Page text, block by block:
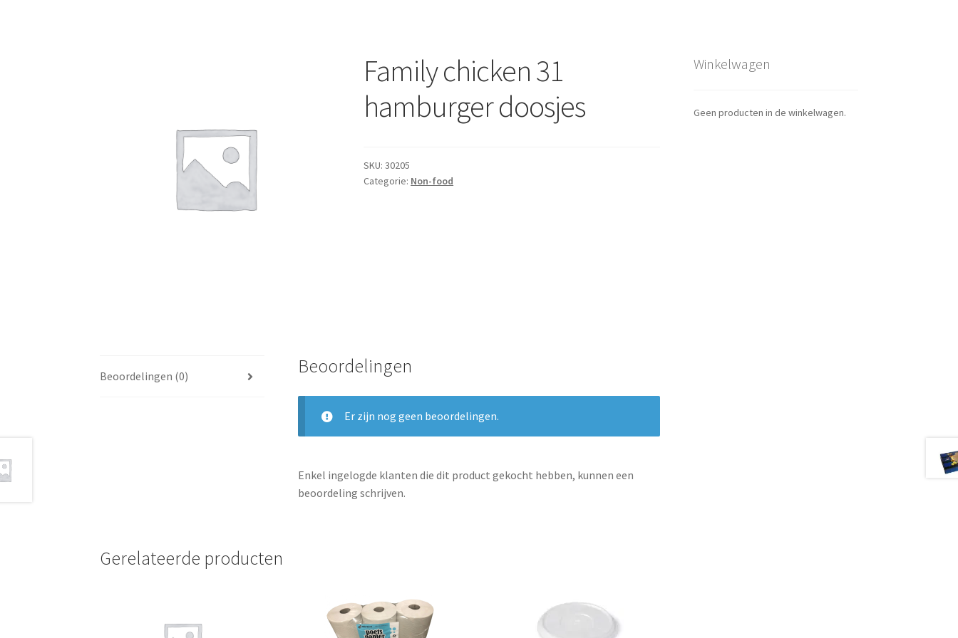
Family chicken 31
hamburger doosjes
SKU:30205
Categorie: Non-food
Beoordelingen (0) Beoordelingen
Er zijn nog geen beoordelingen.
Enkel ingelogde klanten die dit product gekocht hebben, kunnen een
beoordeling schrijven.
Gerelateerde producten
Winkelwagen
Geen producten in de winkelwagen.